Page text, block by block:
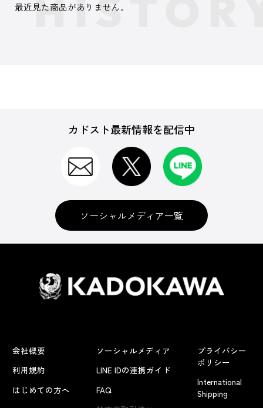
最近見た商品がありません。
カドスト最新情報を配信中
ソーシャルメディア一覧
会社概要
利用規約
はじめての方へ
ソーシャルメディア
LINE IDの連携ガイド
FAQ
プライバシー
ポリシー
International
Shipping